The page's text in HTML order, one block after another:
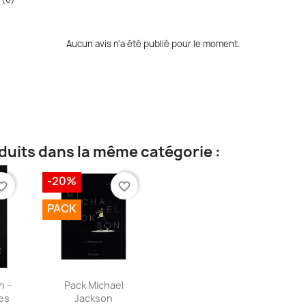
Aucun avis n'a été publié pour le moment.
dans la même catégorie :
–
Aperçu rapide
Pack Michael
Jackson
-20%
PACK
favorite_border